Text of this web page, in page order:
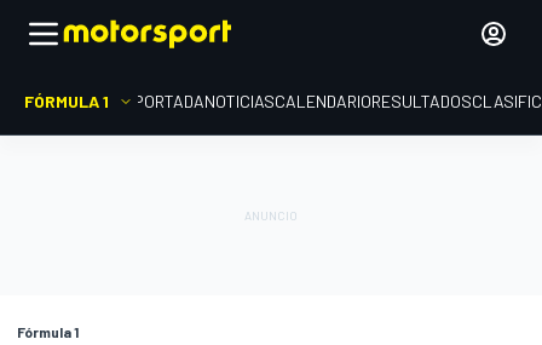
FÓRMULA 1 PORTADANOTICIASCALENDARIORESULTADOS
Fórmula 1